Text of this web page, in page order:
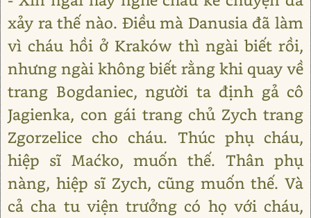
xảy ra thế nào. Điều mà Danusia đã làm
vì cháu hồi ở Kraków thì ngài biết rồi,
nhưng ngài không biết rằng khi quay về
trang Bogdaniec, người ta định gả cô
Jagienka, con gái trang chủ Zych trang
Zgorzelice cho cháu. Thúc phụ cháu,
hiệp sĩ Maćko, muốn thế. Thân phụ
nàng, hiệp sĩ Zych, cũng muốn thế. Và
cả cha tu viện trưởng có họ với cháu,